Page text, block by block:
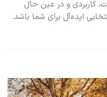
کاربردی و در عین حال
ایده‌آل برای شما باشد.